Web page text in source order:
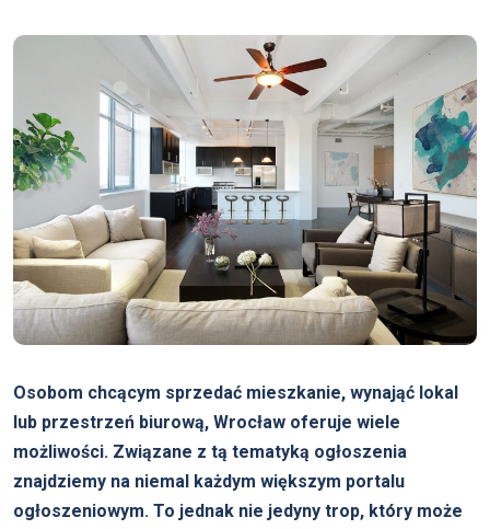
Osobom chcącym sprzedać mieszkanie, wynająć lokal
lub przestrzeń biurową, Wrocław oferuje wiele
możliwości. Związane z tą tematyką ogłoszenia
znajdziemy na niemal każdym większym portalu
ogłoszeniowym. To jednak nie jedyny trop, który może